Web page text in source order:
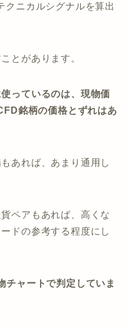
クニカルシグナルを算出
とがあります。
っているのは、現物価
銘柄の価格とずれはあ
あれば、あまり通用し
ペアもあれば、高くな
ドの参考する程度にし
チャートで判定していま